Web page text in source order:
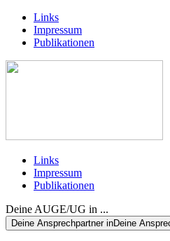
Links
Impressum
Publikationen
Links
Impressum
Publikationen
Deine AUGE/UG in ...
Deine Ansprechpartner inDeine